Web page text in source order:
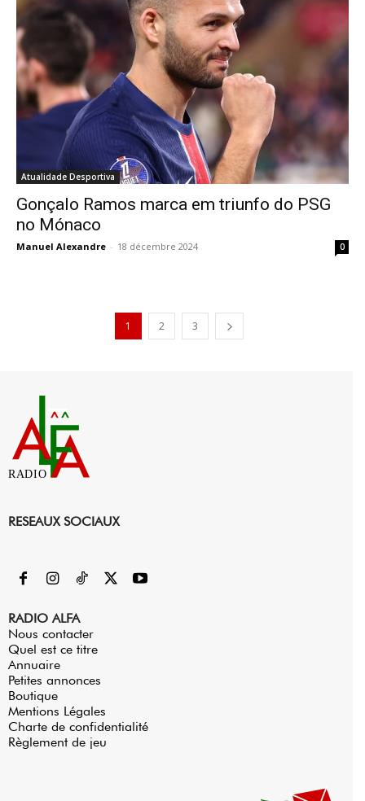
Atualidade Desportiva
Gonçalo Ramos marca em triunfo do PSG
no Mónaco
Manuel Alexandre - 18 décembre 2024 0
1 2 3
RADIO
RESEAUX SOCIAUX
RADIO ALFA
Nous contacter
Quel est ce titre
Annuaire
Petites annonces
Boutique
Mentions Légales
Charte de confidentialité
Règlement de jeu